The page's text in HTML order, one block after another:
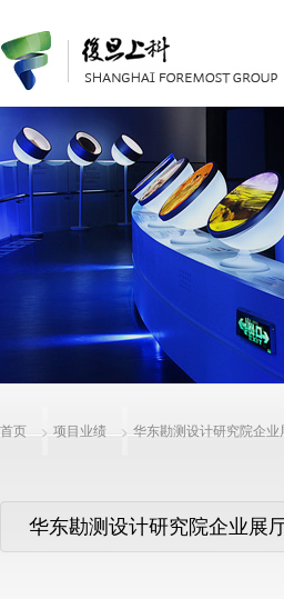
首页 项目业绩 华东勘测设计研究院企业
华东勘测设计研究院企业展